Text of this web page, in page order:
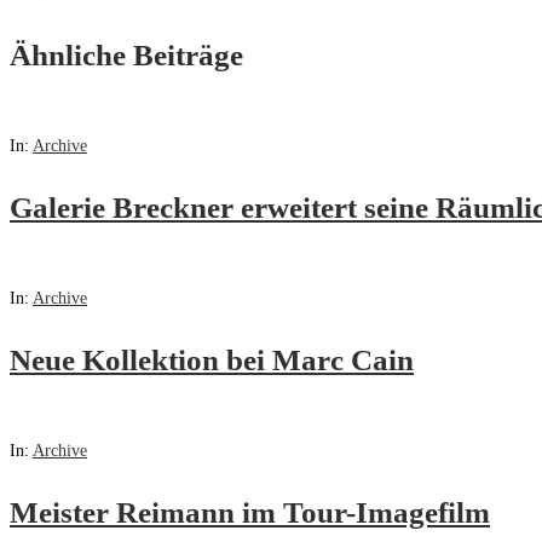
Ähnliche Beiträge
In: Archive
Galerie Breckner erweitert seine
In: Archive
Neue Kollektion bei Marc Cain
In: Archive
Meister Reimann im Tour-Imagefilm